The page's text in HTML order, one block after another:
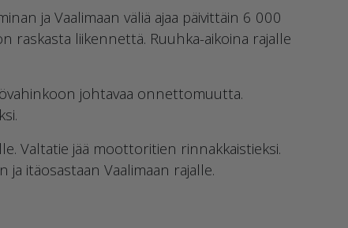
ja Vaalimaan väliä ajaa päivittäin 6 000
raskasta liikennettä. Ruuhka-aikoina rajalle
johtavaa onnettomuutta.
Valtatie jää moottoritien rinnakkaistieksi.
itäosastaan Vaalimaan rajalle.